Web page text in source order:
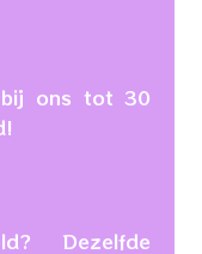
bij ons tot 30
Dezelfde